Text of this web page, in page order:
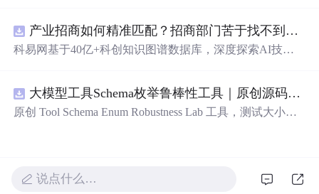
新领域的AI+数智化解决方案，推动科技创新与产业创新
智能化发展。
产业招商如何精准匹配？招商部门苦于找不到符合产业链补链强链方向的目标企业怎么办？.docx
科易网基于40亿+科创知识图谱数据库，深度探索AI技术
新领域的AI+数智化解决方案，推动科技创新与产业创新
智能化发展。
大模型工具Schema枚举鲁棒性工具｜原创源码+测试+离线报告
原创 Tool Schema Enum Robustness Lab 工具，测试大小
真实运行效果图、README、运行说明、功能清单、MIT
License 及原创与授权声明。运行时零第三方依赖，不包含
说点什么…